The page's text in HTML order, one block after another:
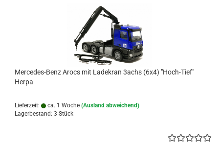
Mercedes-Benz Arocs mit Ladekran 3achs (6x4) "Hoch-Tief"
Herpa
Lieferzeit: ca. 1 Woche (Ausland abweichend)
Lagerbestand: 3 Stück